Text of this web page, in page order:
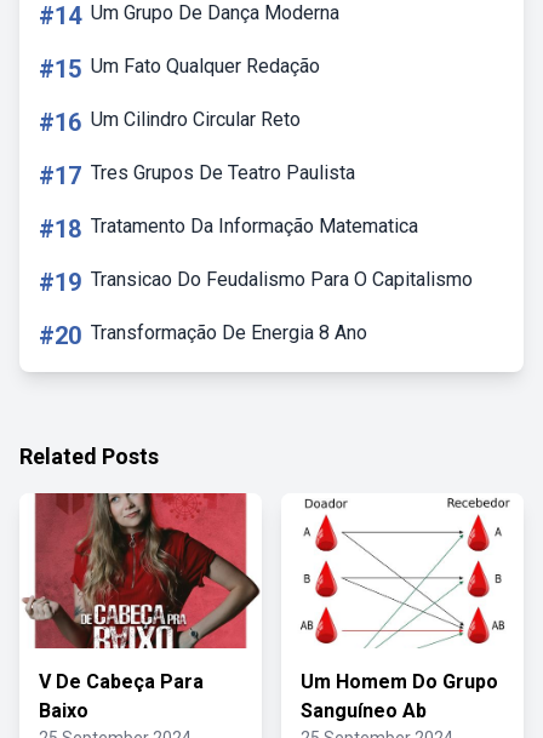
#14 Um Grupo De Dança Moderna
#15 Um Fato Qualquer Redação
#16 Um Cilindro Circular Reto
#17 Tres Grupos De Teatro Paulista
#18 Tratamento Da Informação Matematica
#19 Transicao Do Feudalismo Para O Capitalismo
#20 Transformação De Energia 8 Ano
Related Posts
V De Cabeça Para
Baixo
Um Homem Do Grupo
Sanguíneo Ab